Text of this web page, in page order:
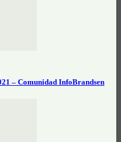
– Comunidad InfoBrandsen